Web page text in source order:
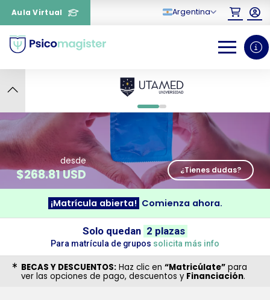
Aula Virtual Argentina
0 1
desde
$268.81 USD ¿Tienes dudas?
¡Matrícula abierta! Comienza ahora.
Solo quedan 2 plazas
Para matrícula de grupos solicita más info
BECAS Y DESCUENTOS: Haz clic en “Matricúlate” para
ver las opciones de pago, descuentos y Financiación.
¿Necesitas más información
sobre un curso?